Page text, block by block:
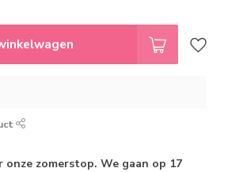
zomerstop. We gaan op 17